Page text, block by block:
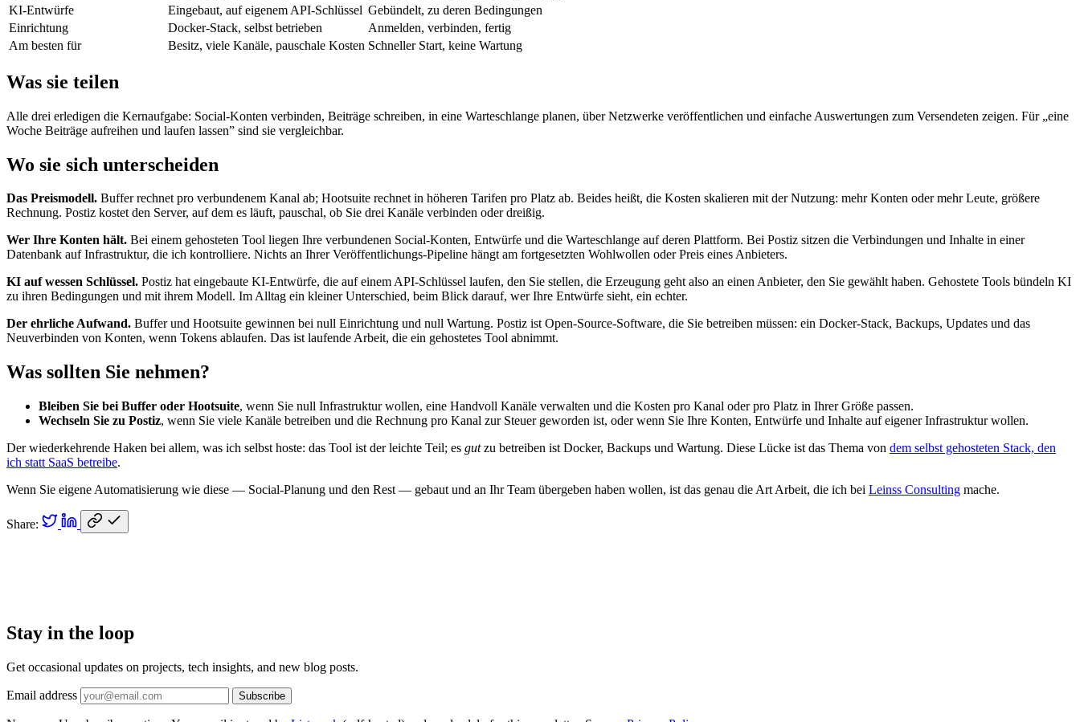
KI-Entwürfe
Eingebaut, auf eigenem API-Schlüssel Gebündelt, zu deren Bedingungen
Einrichtung
Docker-Stack, selbst betrieben
Anmelden, verbinden, fertig
Am besten für
Besitz, viele Kanäle, pauschale Kosten Schneller Start, keine Wartung
Was sie teilen
Alle drei erledigen die Kernaufgabe: Social-Konten verbinden, Beiträge schreiben, in eine Warteschlange planen, über Netzwerke veröffentlichen und einfache Auswertungen zum Versendeten zeigen. Für „eine
Woche Beiträge aufreihen und laufen lassen” sind sie vergleichbar.
Wo sie sich unterscheiden
Das Preismodell. Buffer rechnet pro verbundenem Kanal ab; Hootsuite rechnet in höheren Tarifen pro Platz ab. Beides heißt, die Kosten skalieren mit der Nutzung: mehr Konten oder mehr Leute, größere
Rechnung. Postiz kostet den Server, auf dem es läuft, pauschal, ob Sie drei Kanäle verbinden oder dreißig.
Wer Ihre Konten hält. Bei einem gehosteten Tool liegen Ihre verbundenen Social-Konten, Entwürfe und die Warteschlange auf deren Plattform. Bei Postiz sitzen die Verbindungen und Inhalte in einer
Datenbank auf Infrastruktur, die ich kontrolliere. Nichts an Ihrer Veröffentlichungs-Pipeline hängt am fortgesetzten Wohlwollen oder Preis eines Anbieters.
KI auf wessen Schlüssel. Postiz hat eingebaute KI-Entwürfe, die auf einem API-Schlüssel laufen, den Sie stellen, die Erzeugung geht also an einen Anbieter, den Sie gewählt haben. Gehostete Tools bündeln KI
zu ihren Bedingungen und mit ihrem Modell. Im Alltag ein kleiner Unterschied, beim Blick darauf, wer Ihre Entwürfe sieht, ein echter.
Der ehrliche Aufwand. Buffer und Hootsuite gewinnen bei null Einrichtung und null Wartung. Postiz ist Open-Source-Software, die Sie betreiben müssen: ein Docker-Stack, Backups, Updates und das
Neuverbinden von Konten, wenn Tokens ablaufen. Das ist laufende Arbeit, die ein gehostetes Tool abnimmt.
Was sollten Sie nehmen?
Bleiben Sie bei Buffer oder Hootsuite, wenn Sie null Infrastruktur wollen, eine Handvoll Kanäle verwalten und die Kosten pro Kanal oder pro Platz in Ihrer Größe passen.
Wechseln Sie zu Postiz, wenn Sie viele Kanäle betreiben und die Rechnung pro Kanal zur Steuer geworden ist, oder wenn Sie Ihre Konten, Entwürfe und Inhalte auf eigener Infrastruktur wollen.
Der wiederkehrende Haken bei allem, was ich selbst hoste: das Tool ist der leichte Teil; es gutzu betreiben ist Docker, Backups und Wartung. Diese Lücke ist das Thema von dem selbst gehosteten Stack, den
ich statt SaaS betreibe.
Wenn Sie eigene Automatisierung wie diese — Social-Planung und den Rest — gebaut und an Ihr Team übergeben haben wollen, ist das genau die Art Arbeit, die ich bei Leinss Consulting mache.
Share:
Stay in the loop
Get occasional updates on projects, tech insights, and new blog posts.
Email address Subscribe